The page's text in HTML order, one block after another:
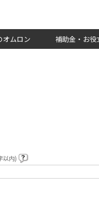
オムロン 補助金・お役
以内)